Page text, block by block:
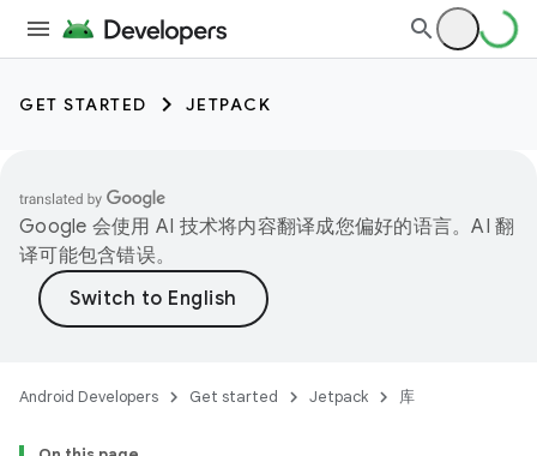
GET STARTED JETPACK
Google 会使用 AI 技术将内容翻译成您偏好的语言。AI 翻
译可能包含错误。
Android Developers Get started Jetpack 库